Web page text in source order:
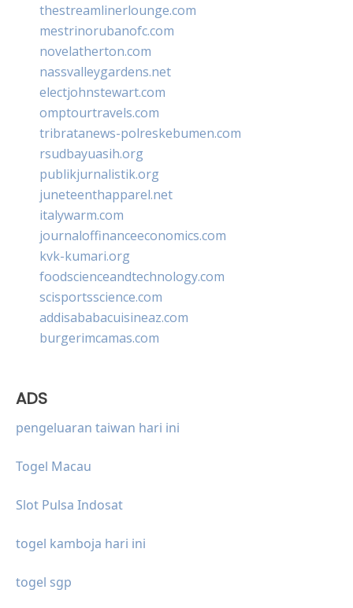
thestreamlinerlounge.com
mestrinorubanofc.com
novelatherton.com
nassvalleygardens.net
electjohnstewart.com
omptourtravels.com
tribratanews-polreskebumen.com
rsudbayuasih.org
publikjurnalistik.org
juneteenthapparel.net
italywarm.com
journaloffinanceeconomics.com
kvk-kumari.org
foodscienceandtechnology.com
scisportsscience.com
addisababacuisineaz.com
burgerimcamas.com
ADS
pengeluaran taiwan hari ini
Togel Macau
Slot Pulsa Indosat
togel kamboja hari ini
togel sgp